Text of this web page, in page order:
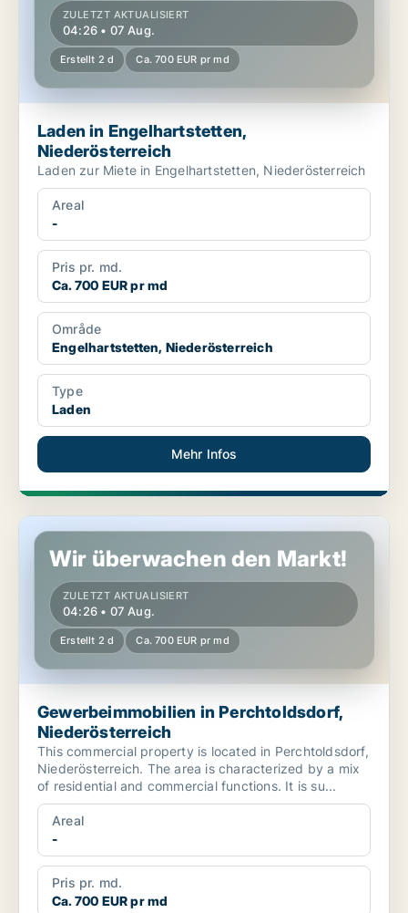
ZULETZT AKTUALISIERT
04:26 • 07 Aug.
Erstellt 2 d Ca. 700 EUR pr md
Laden in Engelhartstetten,
Niederösterreich
Laden zur Miete in Engelhartstetten, Niederösterreich
Areal
-
Pris pr. md.
Ca. 700 EUR pr md
Område
Engelhartstetten, Niederösterreich
Type
Laden
Mehr Infos
Gewerbeimmobilien in Perchtoldsdorf, Niederösterreich
Wir überwachen den Markt!
ZULETZT AKTUALISIERT
04:26 • 07 Aug.
Erstellt 2 d Ca. 700 EUR pr md
Gewerbeimmobilien in Perchtoldsdorf,
Niederösterreich
This commercial property is located in Perchtoldsdorf,
Niederösterreich. The area is characterized by a mix
of residential and commercial functions. It is su...
Areal
-
Pris pr. md.
Ca. 700 EUR pr md